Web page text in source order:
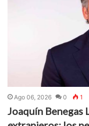
Ago 06, 2026 0 1
Joaquín Benegas